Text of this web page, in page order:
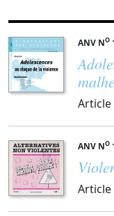
ANV NO
Article
ANV NO
Article